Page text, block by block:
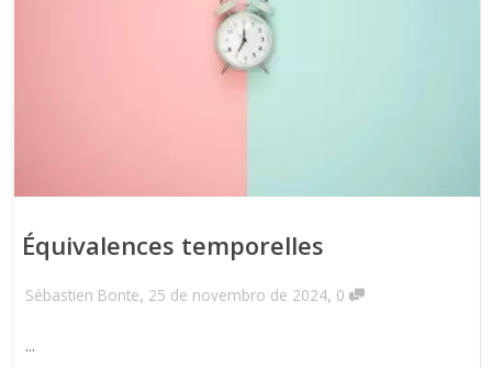
Équivalences temporelles
Sébastien Bonte, 25 de novembro de 2024, 0
...